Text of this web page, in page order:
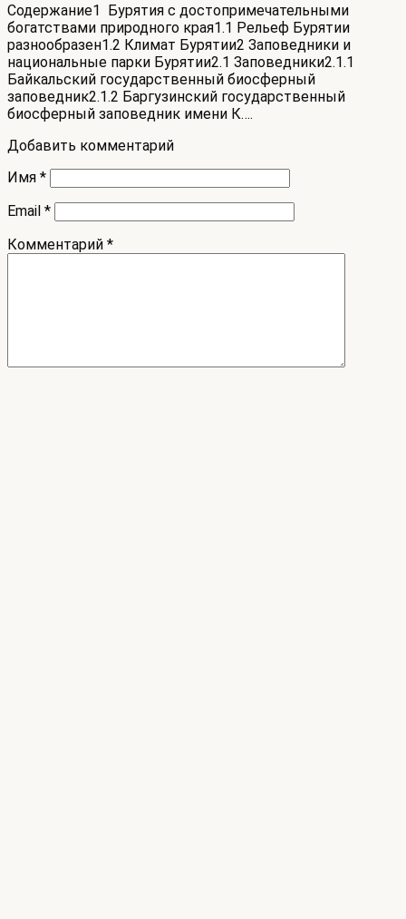
Содержание1 Бурятия с достопримечательными
богатствами природного края1.1 Рельеф Бурятии
разнообразен1.2 Климат Бурятии2 Заповедники и
национальные парки Бурятии2.1 Заповедники2.1.1
Байкальский государственный биосферный
заповедник2.1.2 Баргузинский государственный
биосферный заповедник имени К….
Добавить комментарий
Имя *
Email *
Комментарий *